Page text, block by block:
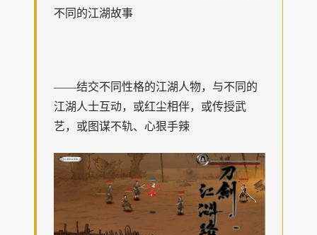
不同的江湖故事
——结交不同性格的江湖人物，与不同的
江湖人士互动，或红尘相伴，或传授武
艺，或图谋不轨、心狠手辣